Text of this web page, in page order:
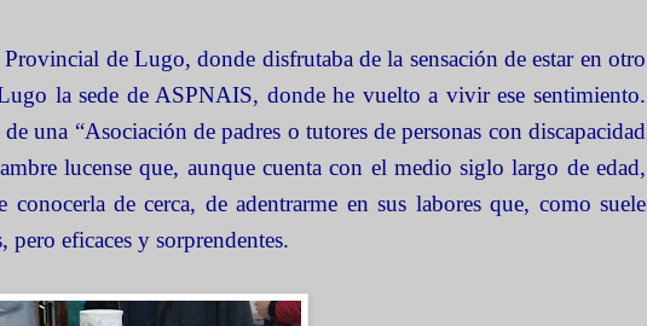
de Lugo, donde disfrutaba de la sensación de estar en otro
la sede de ASPNAIS, donde he vuelto a vivir ese sentimiento.
una “Asociación de padres o tutores de personas con discapacidad
lucense que, aunque cuenta con el medio siglo largo de edad,
de cerca, de adentrarme en sus labores que, como suele
pero eficaces y sorprendentes.